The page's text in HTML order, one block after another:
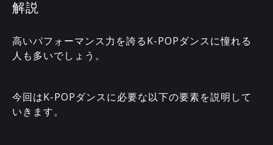
解説
高いパフォーマンス力を誇るK-POPダンスに憧れる
人も多いでしょう。
今回はK-POPダンスに必要な以下の要素を説明して
いきます。